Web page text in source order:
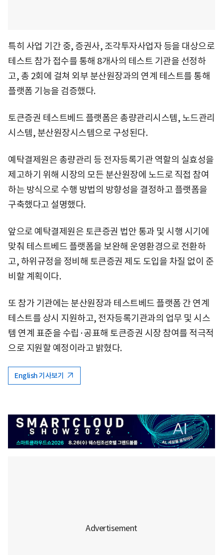
특히 사업 기간 중, 증권사, 조각투자사업자 등을 대상으로
테스트 참가 접수를 통해 8개사의 테스트 기관을 선정하
고, 총 2회에 걸쳐 외부 분산원장과의 연계 테스트를 통해
플랫폼 기능을 검증했다.
토큰증권 테스트베드 플랫폼은 총량관리시스템, 노드관리
시스템, 분산원장시스템으로 구성된다.
예탁결제원은 총량관리 등 전자등록기관 역할의 실효성을
제고하기 위해 시장의 모든 분산원장에 노드로 직접 참여
하는 방식으로 수행 방법의 방향성을 결정하고 플랫폼을
구축했다고 설명했다.
앞으로 예탁결제원은 토큰증권 법안 통과 및 시행 시기에
맞춰 테스트베드 플랫폼을 보완해 운영환경으로 전환하
고, 하위규정을 정비해 토큰증권 제도 도입을 차질 없이 준
비할 계획이다.
또 참가 기관에는 분산원장과 테스트베드 플랫폼 간 연계
테스트를 상시 지원하고, 전자등록기관과의 업무 및 시스
템 연계 표준을 수립·공표해 토큰증권 시장 참여를 적극적
으로 지원할 예정이라고 밝혔다.
English 기사보기